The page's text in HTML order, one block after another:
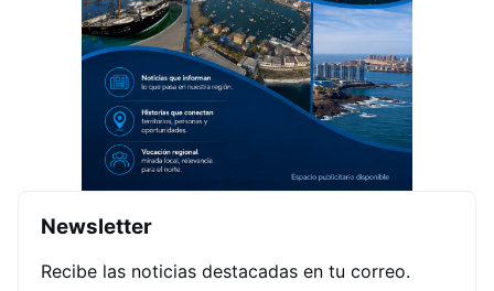
Newsletter
Recibe las noticias destacadas en tu correo.